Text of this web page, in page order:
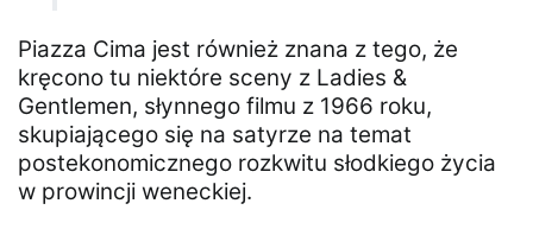
Piazza Cima jest również znana z tego, że
kręcono tu niektóre sceny z Ladies &
Gentlemen, słynnego filmu z 1966 roku,
skupiającego się na satyrze na temat
postekonomicznego rozkwitu słodkiego życia
w prowincji weneckiej.